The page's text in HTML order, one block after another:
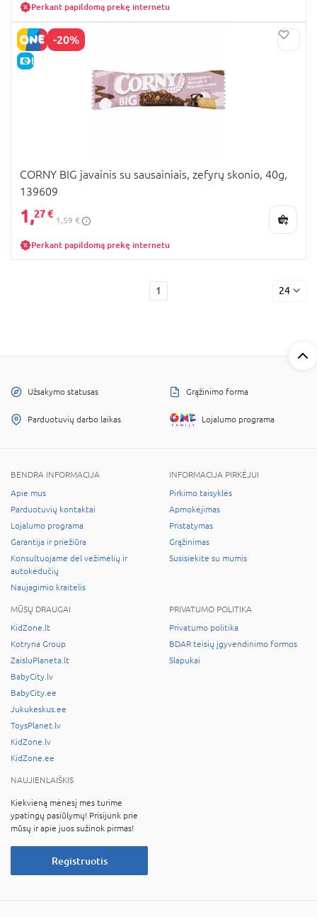
Perkant papildomą prekę internetu
-20%
E-KAINA
CORNY BIG javainis su sausainiais, zefyrų skonio, 40g,
139609
1,27 €
1,59 €
Perkant papildomą prekę internetu
1 24
Užsakymo statusas Grąžinimo forma
Parduotuvių darbo laikas Lojalumo programa
BENDRA INFORMACIJA
Apie mus
Parduotuvių kontaktai
Lojalumo programa
Garantija ir priežiūra
Konsultuojame dėl vežimėlių ir
autokėdučių
Naujagimio kraitelis
INFORMACIJA PIRKĖJUI
Pirkimo taisyklės
Apmokėjimas
Pristatymas
Grąžinimas
Susisiekite su mumis
MŪSŲ DRAUGAI
KidZone.lt
Kotryna Group
ZaisluPlaneta.lt
BabyCity.lv
BabyCity.ee
Jukukeskus.ee
ToysPlanet.lv
KidZone.lv
KidZone.ee
PRIVATUMO POLITIKA
Privatumo politika
BDAR teisių įgyvendinimo formos
Slapukai
NAUJIENLAIŠKIS
Kiekvieną mėnesį mes turime
ypatingų pasiūlymų! Prisijunk prie
mūsų ir apie juos sužinok pirmas!
Registruotis